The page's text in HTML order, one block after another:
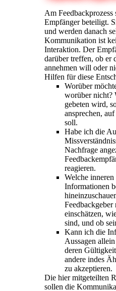
Am
Empfänger beteiligt.
und werden danach
Kommunikation ist
Interaktion. Der
darüber treffen, ob er
annehmen will oder
Hilfen für diese
Worüber
worüber nicht?
gebeten wird,
ansprechen,
soll.
Habe ich die
Nachfrage
reagieren.
Welche
Informationen
einschätzen,
sind, und ob
Kann ich die
Aussagen
deren
andere indes
zu akzeptieren.
Die hier mitgeteilten
sollen die